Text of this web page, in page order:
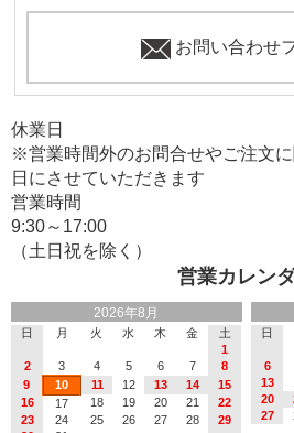
お問い合わせ
営業カレン
2026年8月
日 月 火 水 木 金
土
1
2
3 4 5 6 7
8
9
10 11 12 13 14
15
16
17 18 19 20 21
22
23
24 25 26 27 28
29
日
6
13
20
27
休業日
※営業時間外のお問合せやご注文
日にさせていただきます
営業時間
9:30～17:00
（土日祝を除く）